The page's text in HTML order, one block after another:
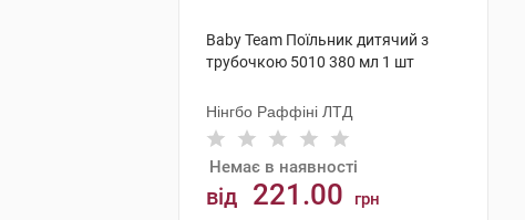
Baby Team Поїльник дитячий з
трубочкою 5010 380 мл 1 шт
Нінгбо Раффіні ЛТД
Немає в наявності
від 221.00 грн